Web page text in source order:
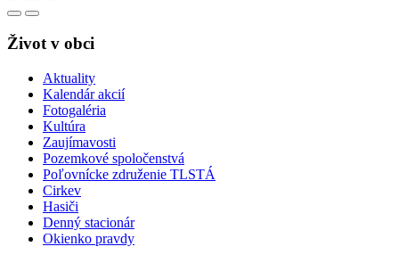
Život v obci
Aktuality
Kalendár akcií
Fotogaléria
Kultúra
Zaujímavosti
Pozemkové spoločenstvá
Poľovnícke združenie TLSTÁ
Cirkev
Hasiči
Denný stacionár
Okienko pravdy